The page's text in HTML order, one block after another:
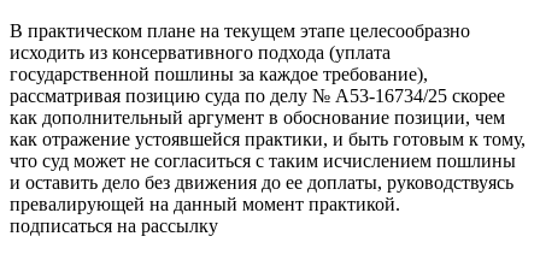
В практическом плане на текущем этапе целесообразно
исходить из консервативного подхода (уплата
государственной пошлины за каждое требование),
рассматривая позицию суда по делу № А53-16734/25 скорее
как дополнительный аргумент в обоснование позиции, чем
как отражение устоявшейся практики, и быть готовым к тому,
что суд может не согласиться с таким исчислением пошлины
и оставить дело без движения до ее доплаты, руководствуясь
превалирующей на данный момент практикой.
подписаться на рассылку